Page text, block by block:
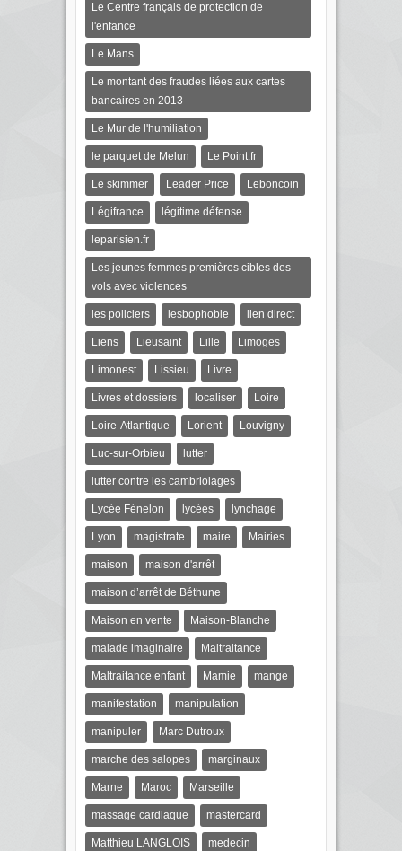
Le Centre français de protection de
l'enfance
Le Mans
Le montant des fraudes liées aux cartes
bancaires en 2013
Le Mur de l'humiliation
le parquet de Melun Le Point.fr
Le skimmer Leader Price Leboncoin
Légifrance légitime défense
leparisien.fr
Les jeunes femmes premières cibles des
vols avec violences
les policiers lesbophobie lien direct
Liens Lieusaint Lille Limoges
Limonest Lissieu Livre
Livres et dossiers localiser Loire
Loire-Atlantique Lorient Louvigny
Luc-sur-Orbieu lutter
lutter contre les cambriolages
Lycée Fénelon lycées lynchage
Lyon magistrate maire Mairies
maison maison d'arrêt
maison d’arrêt de Béthune
Maison en vente Maison-Blanche
malade imaginaire Maltraitance
Maltraitance enfant Mamie mange
manifestation manipulation
manipuler Marc Dutroux
marche des salopes marginaux
Marne Maroc Marseille
massage cardiaque mastercard
Matthieu LANGLOIS medecin